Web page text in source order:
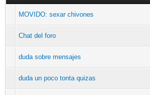
MOVIDO: sexar chivones
Chat del foro
duda sobre mensajes
duda un poco tonta quizas